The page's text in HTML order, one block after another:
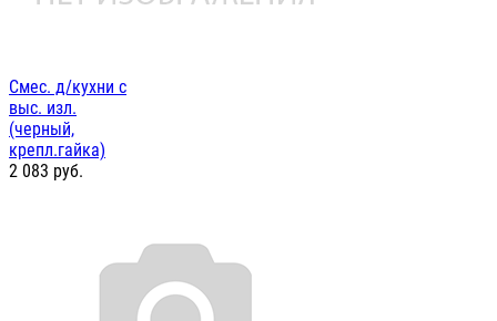
Смес. д/кухни с
выс. изл.
(черный,
крепл.гайка)
2 083 руб.